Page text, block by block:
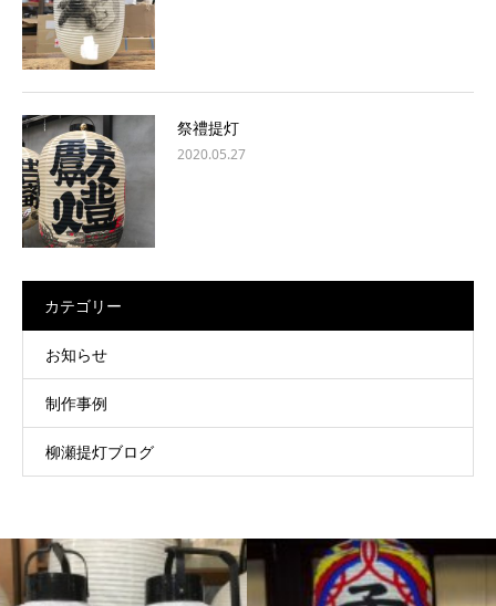
祭禮提灯
2020.05.27
カテゴリー
お知らせ
制作事例
柳瀬提灯ブログ